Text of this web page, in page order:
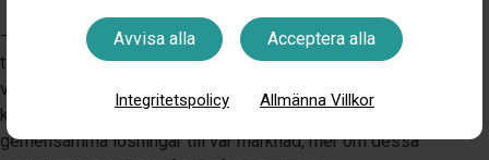
Avvisa alla Acceptera alla
Integritetspolicy Allmänna Villkor
— Detta är bara början på ett mycket lovande samarbete då vårt
tydliga fokus och viljan att spara pengar till våra användare går
väl hand i hand med Gofidos affärsidé och kundfilosofi. Vi
kommer allteftersom vårt samarbete växer utveckla nya
gemensamma lösningar till vår marknad, mer om dessa